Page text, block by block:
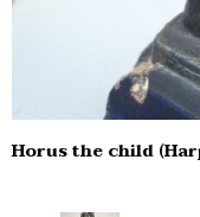
Horus the child